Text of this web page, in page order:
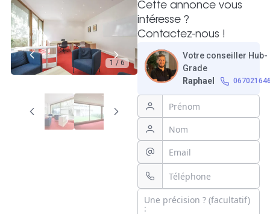
1 / 6
Cette annonce vous
intéresse ?
Contactez-nous !
Votre conseiller Hub-
Grade
Raphael